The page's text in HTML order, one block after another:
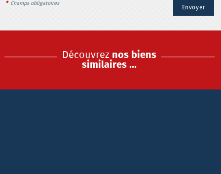
* Champs obligatoires
Découvrez nos biens
similaires ...